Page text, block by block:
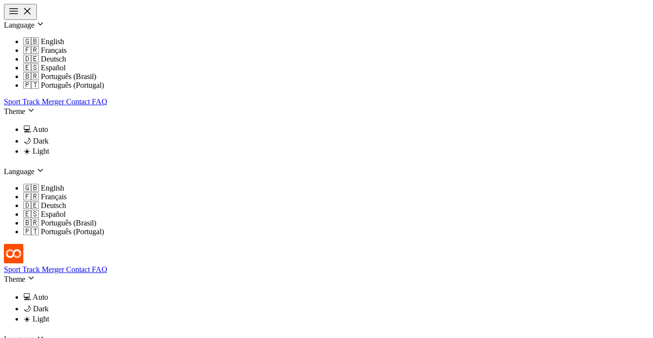
Language
🇬🇧 English
🇫🇷 Français
🇩🇪 Deutsch
🇪🇸 Español
🇧🇷 Português (Brasil)
🇵🇹 Português (Portugal)
Sport Track MergerContact FAQ
Theme
💻​ Auto
🌙​ Dark
☀️​ Light
Language
🇬🇧 English
🇫🇷 Français
🇩🇪 Deutsch
🇪🇸 Español
🇧🇷 Português (Brasil)
🇵🇹 Português (Portugal)
Sport Track MergerContact FAQ
Theme
💻​ Auto
🌙​ Dark
☀️​ Light